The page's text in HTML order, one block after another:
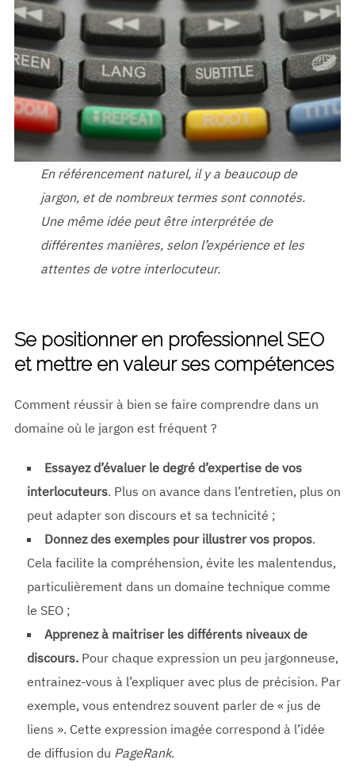
En référencement naturel, il y a beaucoup de
jargon, et de nombreux termes sont connotés.
Une même idée peut être interprétée de
différentes manières, selon l’expérience et les
attentes de votre interlocuteur.
Se positionner en professionnel SEO
et mettre en valeur ses compétences
Comment réussir à bien se faire comprendre dans un
domaine où le jargon est fréquent ?
Essayez d’évaluer le degré d’expertise de vos
interlocuteurs. Plus on avance dans l’entretien, plus on
peut adapter son discours et sa technicité ;
Donnez des exemples pour illustrer vos propos.
Cela facilite la compréhension, évite les malentendus,
particulièrement dans un domaine technique comme
le SEO ;
Apprenez à maitriser les différents niveaux de
discours.Pour chaque expression un peu jargonneuse,
entrainez-vous à l’expliquer avec plus de précision. Par
exemple, vous entendrez souvent parler de « jus de
liens ». Cette expression imagée correspond à l’idée
de diffusion du PageRank.